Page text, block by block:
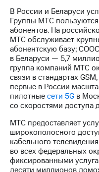
Интервью
Финансовая
отчетность
Контакты
Пригласить
спикера
и акционерам
Корпоративное
управление
Корпоративный
секретарь
Раскрытие
информации
В России и Беларуси
Группы МТС
абонентов. На
МТС обслуживает
абонентскую базу;
в Беларуси — 5,7
группа компаний МТС
связи в стандартах
первые в России
пилотныесети 5G в
со скоростями доступа
МТС предоставляет
широкополосного
кабельного
во всех федеральных
фиксированными